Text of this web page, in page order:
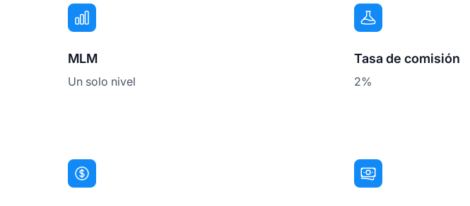
MLM
Un solo nivel
Tasa de comisión
2%